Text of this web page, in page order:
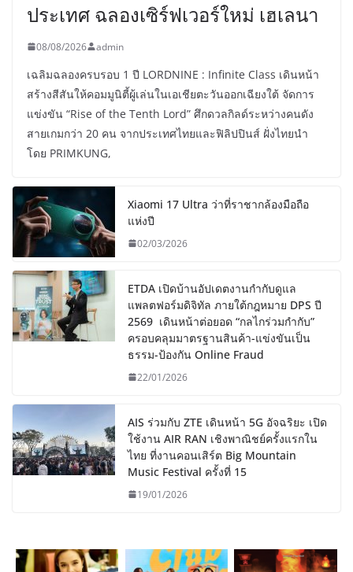
ประเทศ ฉลองเซิร์ฟเวอร์ใหม่ เฮเลนา
08/08/2026 admin
เฉลิมฉลองครบรอบ 1 ปี LORDNINE : Infinite Class เดินหน้า
สร้างสีสันให้คอมมูนิตี้ผู้เล่นในเอเชียตะวันออกเฉียงใต้ จัดการ
แข่งขัน “Rise of the Tenth Lord” ศึกดวลกิลด์ระหว่างคนดัง
สายเกมกว่า 20 คน จากประเทศไทยและฟิลิปปินส์ ฝั่งไทยนำ
โดย PRIMKUNG,
Xiaomi 17 Ultra ว่าที่ราชากล้องมือถือ
แห่งปี
02/03/2026
ETDA เปิดบ้านอัปเดตงานกำกับดูแล
แพลตฟอร์มดิจิทัล ภายใต้กฎหมาย DPS ปี
2569 เดินหน้าต่อยอด “กลไกร่วมกำกับ”
ครอบคลุมมาตรฐานสินค้า-แข่งขันเป็น
ธรรม-ป้องกัน Online Fraud
22/01/2026
AIS ร่วมกับ ZTE เดินหน้า 5G อัจฉริยะ เปิด
ใช้งาน AIR RAN เชิงพาณิชย์ครั้งแรกใน
ไทย ที่งานคอนเสิร์ต Big Mountain
Music Festival ครั้งที่ 15
19/01/2026